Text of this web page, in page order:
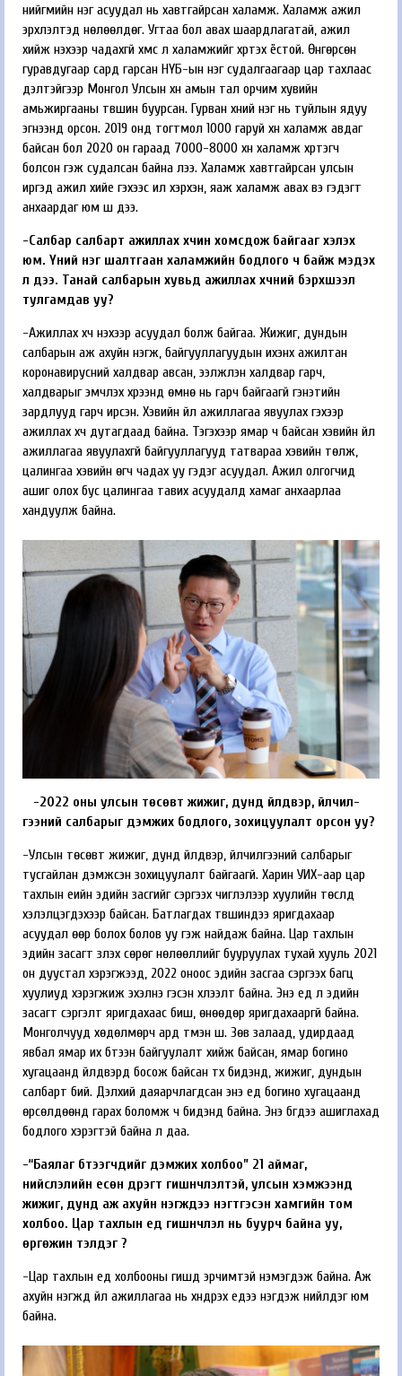
нийгмийн нэг асуудал нь хавтгайрсан халамж. Халамж ажил
эрхлэлтэд нөлөөлдөг. Угтаа бол авах шаардлагатай, ажил
хийж үнэхээр чадахгүй хүмүүс л халамжийг хүртэх ёстой. Өнгөрсөн
гуравдугаар сард гарсан НҮБ-ын нэг судалгаагаар цар тахлаас
үүдэлтэйгээр Монгол Улсын хүн амын тал орчим хувийн
амьжиргааны түвшин буурсан. Гурван хүний нэг нь туйлын ядуу
эгнээнд орсон. 2019 онд тогтмол 1000 гаруй хүн халамж авдаг
байсан бол 2020 он гараад 7000-8000 хүн халамж хүртэгч
болсон гэж судалсан байна лээ. Халамж хавтгайрсан улсын
иргэд ажил хийе гэхээс илүү хэрхэн, яаж халамж авах вэ гэдэгт
анхаардаг юм шүү дээ.
-Салбар салбарт ажиллах хүчин хомсдож байгааг хэлэх
юм. Үүний нэг шалтгаан халамжийн бодлого ч байж мэдэх
л дээ. Танай салбарын хувьд ажиллах хүчний бэрхшээл
тулгамдав уу?
-Ажиллах хүч үнэхээр асуудал болж байгаа. Жижиг, дундын
салбарын аж ахуйн нэгж, байгууллагуудын ихэнх ажилтан
коронавирусний халдвар авсан, ээлжлэн халдвар гарч,
халдварыг эмчлэх хүрээнд өмнө нь гарч байгаагүй гэнэтийн
зардлууд гарч ирсэн. Хэвийн үйл ажиллагаа явуулах гэхээр
ажиллах хүч дутагдаад байна. Тэгэхээр ямар ч байсан хэвийн үйл
ажиллагаа явуулахгүй байгууллагууд татвараа хэвийн төлж,
цалингаа хэвийн өгч чадах уу гэдэг асуудал. Ажил олгогчид
ашиг олох бус цалингаа тавих асуудалд хамаг анхаарлаа
хандуулж байна.
-2022 оны улсын төсөвт жижиг, дунд үйлдвэр, үйлчил­
гээний салбарыг дэмжих бод­лого, зохицуулалт орсон уу?
-Улсын төсөвт жижиг, дунд үйлдвэр, үйлчилгээний салбарыг
тусгайлан дэмжсэн зохицуулалт байгаагүй. Харин УИХ-аар цар
тахлын үеийн эдийн засгийг сэргээх чиглэлээр хуулийн төслүүд
хэлэлцэгдэхээр байсан. Батлагдах түвшиндээ яригдахаар
асуудал өөр болох болов уу гэж найдаж байна. Цар тахлын
эдийн засагт үзүүлэх сөрөг нөлөөллийг бууруулах тухай хууль 2021
он дуустал хэрэгжээд, 2022 оноос эдийн засгаа сэргээх багц
хуулиуд хэрэгжиж эхэлнэ гэсэн хүлээлт байна. Энэ үед л эдийн
засагт сэргэлт яригдахаас биш, өнөөдөр яригдахааргүй байна.
Монголчууд хөдөлмөрч ард түмэн шүү. Зөв залаад, удирдаад
явбал ямар их бүтээн байгуулалт хийж байсан, ямар богино
хугацаанд үйлдвэрүүд босож байсан түүх бидэнд, жижиг, дундын
салбарт бий. Дэлхий даяарчлагдсан энэ үед богино хугацаанд
өрсөлдөөнд гарах боломж ч бидэнд байна. Энэ бүгдээ ашиглахад
бодлого хэрэгтэй байна л даа.
-“Баялаг бүтээгчдийг дэмжих холбоо” 21 аймаг,
нийслэлийн есөн дүүрэгт гишүүнчлэлтэй, улсын хэмжээнд
жижиг, дунд аж ахуйн нэгжүүдээ нэгтгэсэн хамгийн том
холбоо. Цар тахлын үед гишүүнчлэл нь буурч байна уу,
өргөжин тэлдэг үү?
-Цар тахлын үед холбооны гишүүд эрчимтэй нэмэгдэж байна. Аж
ахуйн нэгжүүд үйл ажиллагаа нь хүндрэх үедээ нэгдэж нийлдэг юм
байна.